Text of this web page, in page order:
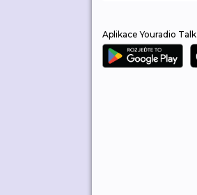
Aplikace Youradio Talk